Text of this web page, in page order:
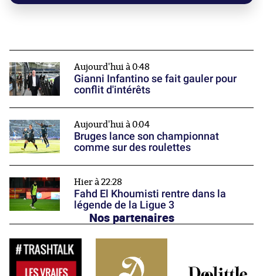
Aujourd'hui à 0:48
Gianni Infantino se fait gauler pour
conflit d'intérêts
Aujourd'hui à 0:04
Bruges lance son championnat
comme sur des roulettes
Hier à 22:28
Fahd El Khoumisti rentre dans la
légende de la Ligue 3
Nos partenaires